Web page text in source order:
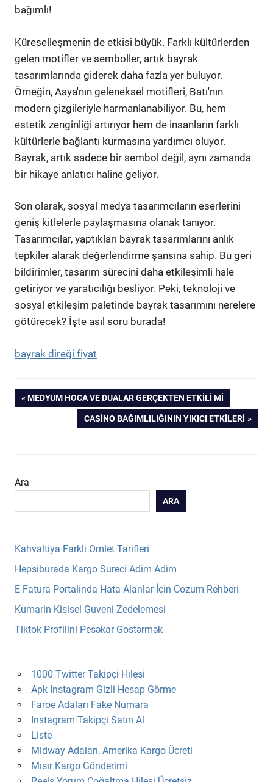
bağımlı!
Küreselleşmenin de etkisi büyük. Farklı kültürlerden
gelen motifler ve semboller, artık bayrak
tasarımlarında giderek daha fazla yer buluyor.
Örneğin, Asya'nın geleneksel motifleri, Batı'nın
modern çizgileriyle harmanlanabiliyor. Bu, hem
estetik zenginliği artırıyor hem de insanların farklı
kültürlerle bağlantı kurmasına yardımcı oluyor.
Bayrak, artık sadece bir sembol değil, aynı zamanda
bir hikaye anlatıcı haline geliyor.
Son olarak, sosyal medya tasarımcıların eserlerini
geniş kitlelerle paylaşmasına olanak tanıyor.
Tasarımcılar, yaptıkları bayrak tasarımlarını anlık
tepkiler alarak değerlendirme şansına sahip. Bu geri
bildirimler, tasarım sürecini daha etkileşimli hale
getiriyor ve yaratıcılığı besliyor. Peki, teknoloji ve
sosyal etkileşim paletinde bayrak tasarımını nerelere
götürecek? İşte asıl soru burada!
bayrak direği fiyat
Yazı
gezinmesi
PREVIOUS
MEDYUM HOCA VE DUALAR GERÇEKTEN ETKILI MI
NEXT
POST:
CASINO BAĞIMLILIĞININ YIKICI ETKILERI
Ara
ARA
Kahvaltiya Farkli Omlet Tarifleri
Hepsiburada Kargo Sureci Adim Adim
E Fatura Portalinda Hata Alanlar İcin Cozum Rehberi
Kumarin Kisisel Guveni Zedelemesi
Tiktok Profilini Pesəkar Gostərmək
1000 Twitter Takipçi Hilesi
Apk Instagram Gizli Hesap Görme
Faroe Adaları Fake Numara
Instagram Takipçi Satın Al
Liste
Midway Adaları, Amerika Kargo Ücreti
Mısır Kargo Gönderimi